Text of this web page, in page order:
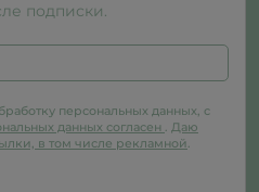
подписки.
персональных данных, с
данных согласен . Даю
в том числе рекламной.